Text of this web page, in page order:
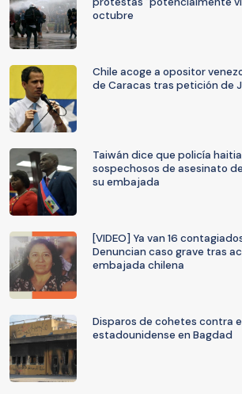
octubre
Chile acoge a opositor
de Caracas tras petición de
Taiwán dice que policía
sospechosos de asesinato
su embajada
[VIDEO] Ya van 16
Denuncian caso grave tras
embajada chilena
Disparos de cohetes contra
estadounidense en Bagdad